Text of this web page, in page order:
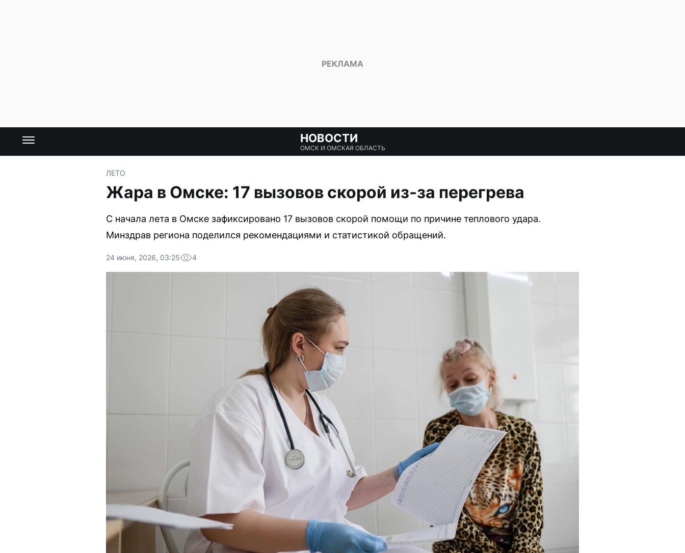
НОВОСТИ
ОМСК И ОМСКАЯ ОБЛАСТЬ
ЛЕТО
Жара в Омске: 17 вызовов скорой из-за перегрева
С начала лета в Омске зафиксировано 17 вызовов скорой помощи по причине теплового удара.
Минздрав региона поделился рекомендациями и статистикой обращений.
24 июня, 2026, 03:25 4